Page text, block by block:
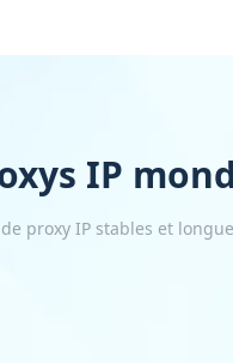
IP
proxy IP stables et